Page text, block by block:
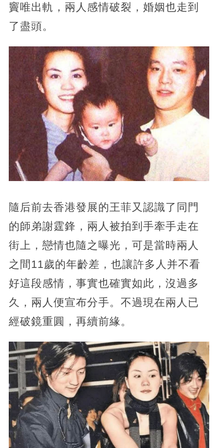
竇唯出軌，兩人感情破裂，婚姻也走到
了盡頭。
隨后前去香港發展的王菲又認識了同門
的師弟謝霆鋒，兩人被拍到手牽手走在
街上，戀情也隨之曝光，可是當時兩人
之間11歲的年齡差，也讓許多人并不看
好這段感情，事實也確實如此，沒過多
久，兩人便宣布分手。不過現在兩人已
經破鏡重圓，再續前緣。